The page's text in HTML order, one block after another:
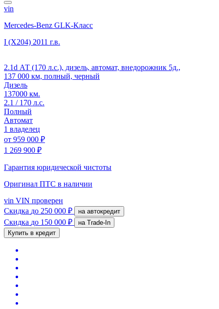
vin
Mercedes-Benz GLK-Класс
I (X204) 2011 г.в.
2.1d АТ (170 л.с.), дизель, автомат, внедорожник 5д.,
137 000 км, полный, черный
Дизель
137000 км.
2.1 / 170 л.с.
Полный
Автомат
1 владелец
от 959 000 ₽
1 269 900 ₽
Гарантия юридической чистоты
Оригинал ПТС в наличии
vin VIN проверен
Скидка до 250 000 ₽ на автокредит
Скидка до 150 000 ₽
на Trade-In
Купить в кредит